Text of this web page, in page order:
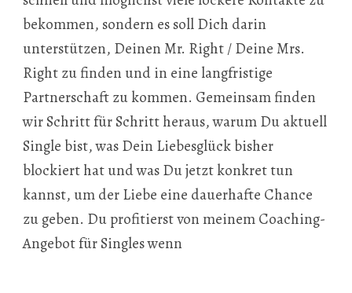
bekommen, sondern es soll Dich darin
unterstützen, Deinen Mr. Right / Deine Mrs.
Right zu finden und in eine langfristige
Partnerschaft zu kommen. Gemeinsam finden
wir Schritt für Schritt heraus, warum Du aktuell
Single bist, was Dein Liebesglück bisher
blockiert hat und was Du jetzt konkret tun
kannst, um der Liebe eine dauerhafte Chance
zu geben. Du profitierst von meinem Coaching-
Angebot für Singles wenn